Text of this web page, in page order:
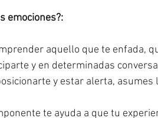
emociones?:
aquello que te enfada,
y en determinadas
y estar alerta, asumes
te ayuda a que tu